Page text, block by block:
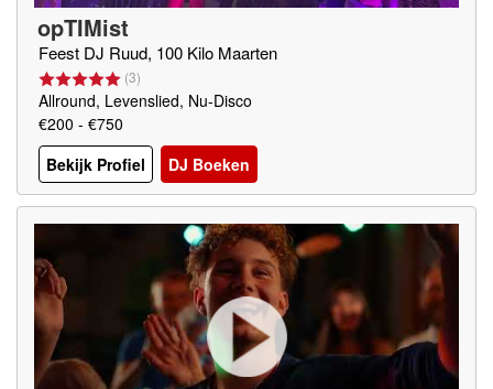
opTIMist
Feest DJ Ruud, 100 Kilo Maarten
(3)
Allround, Levenslied, Nu-Disco
€200 - €750
Bekijk Profiel
DJ Boeken